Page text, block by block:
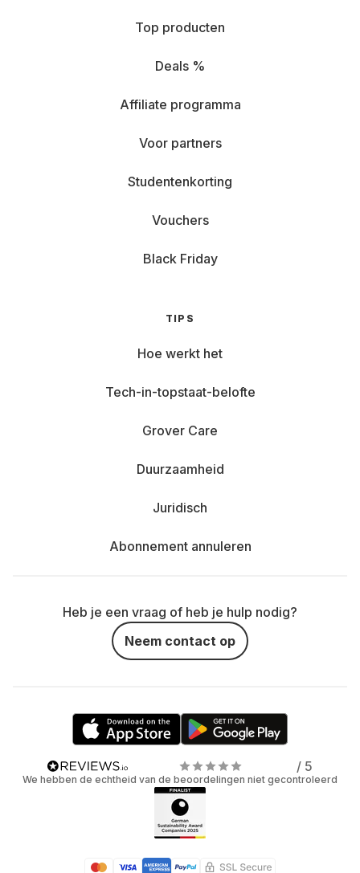
Top producten
Deals %
Affiliate programma
Voor partners
Studentenkorting
Vouchers
Black Friday
TIPS
Hoe werkt het
Tech-in-topstaat-belofte
Grover Care
Duurzaamheid
Juridisch
Abonnement annuleren
Heb je een vraag of heb je hulp nodig?
Neem contact op
/ 5
We hebben de echtheid van de beoordelingen niet gecontroleerd